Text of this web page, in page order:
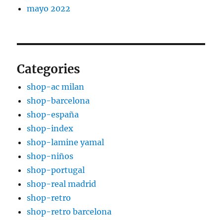
mayo 2022
Categories
shop-ac milan
shop-barcelona
shop-españa
shop-index
shop-lamine yamal
shop-niños
shop-portugal
shop-real madrid
shop-retro
shop-retro barcelona